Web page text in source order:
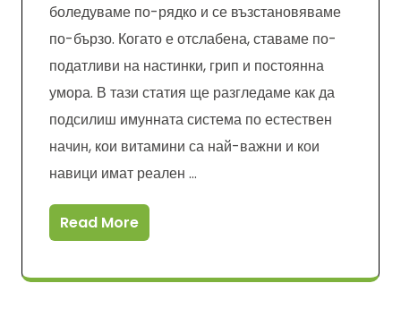
боледуваме по-рядко и се възстановяваме
по-бързо. Когато е отслабена, ставаме по-
податливи на настинки, грип и постоянна
умора. В тази статия ще разгледаме как да
подсилиш имунната система по естествен
начин, кои витамини са най-важни и кои
навици имат реален …
Read More